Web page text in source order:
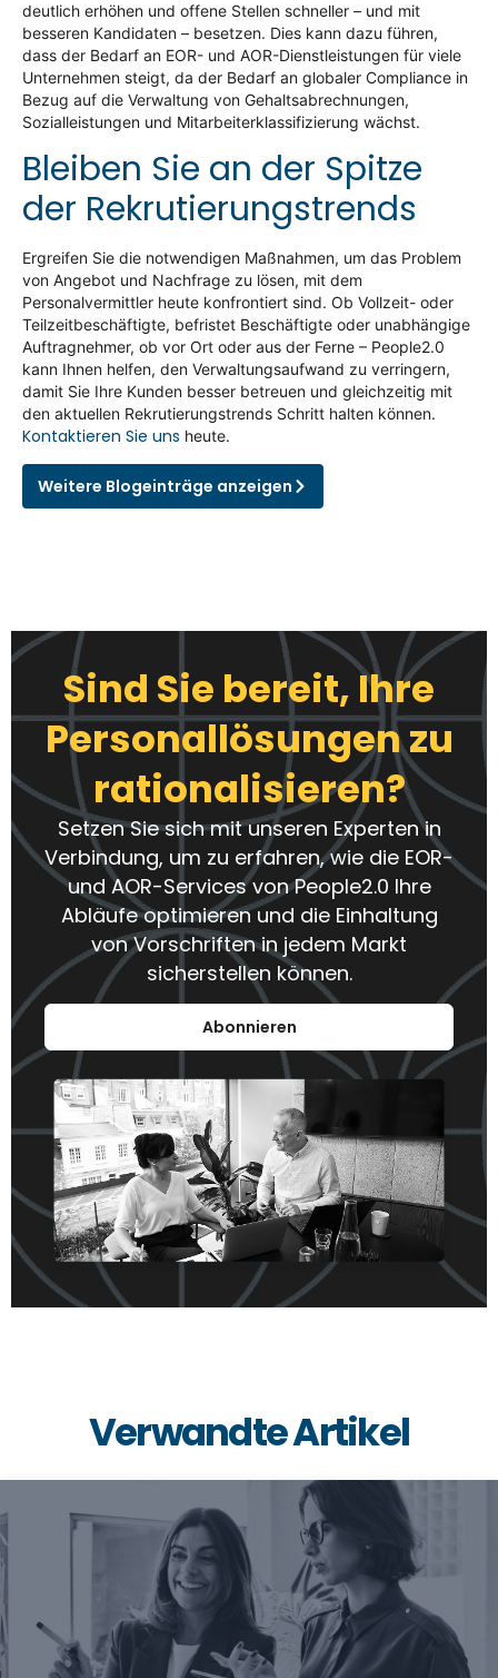
deutlich erhöhen und offene Stellen schneller – und mit
besseren Kandidaten – besetzen. Dies kann dazu führen,
dass der Bedarf an EOR- und AOR-Dienstleistungen für viele
Unternehmen steigt, da der Bedarf an globaler Compliance in
Bezug auf die Verwaltung von Gehaltsabrechnungen,
Sozialleistungen und Mitarbeiterklassifizierung wächst.
Bleiben Sie an der Spitze
der Rekrutierungstrends
Ergreifen Sie die notwendigen Maßnahmen, um das Problem
von Angebot und Nachfrage zu lösen, mit dem
Personalvermittler heute konfrontiert sind. Ob Vollzeit- oder
Teilzeitbeschäftigte, befristet Beschäftigte oder unabhängige
Auftragnehmer, ob vor Ort oder aus der Ferne – People2.0
kann Ihnen helfen, den Verwaltungsaufwand zu verringern,
damit Sie Ihre Kunden besser betreuen und gleichzeitig mit
den aktuellen Rekrutierungstrends Schritt halten können.
Kontaktieren Sie uns heute.
Weitere Blogeinträge anzeigen
Sind Sie bereit, Ihre
Personallösungen zu
rationalisieren?
Setzen Sie sich mit unseren Experten in
Verbindung, um zu erfahren, wie die EOR-
und AOR-Services von People2.0 Ihre
Abläufe optimieren und die Einhaltung
von Vorschriften in jedem Markt
sicherstellen können.
Abonnieren
Verwandte Artikel